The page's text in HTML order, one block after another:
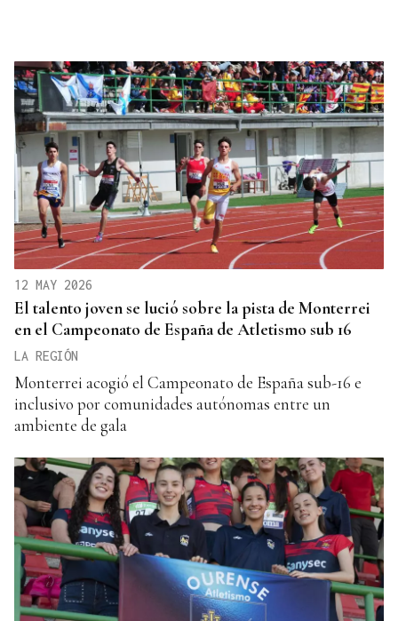
12 MAY 2026
El talento joven se lució sobre la pista de Monterrei
en el Campeonato de España de Atletismo sub 16
LA REGIÓN
Monterrei acogió el Campeonato de España sub-16 e
inclusivo por comunidades autónomas entre un
ambiente de gala